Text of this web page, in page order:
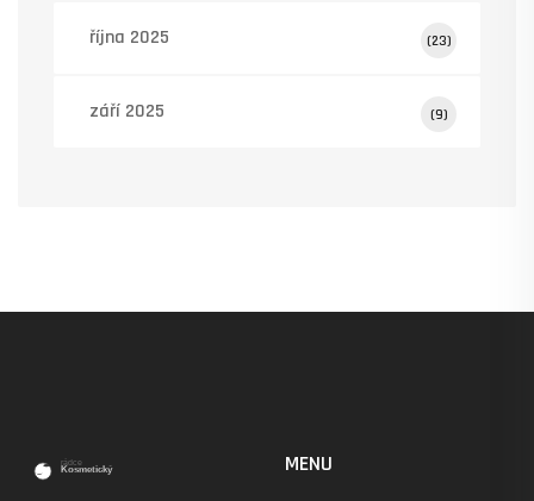
října 2025 (23)
září 2025 (9)
MENU